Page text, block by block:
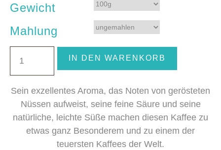
Gewicht
Mahlung
IN DEN WARENKORB
Sein exzellentes Aroma, das Noten von gerösteten
Nüssen aufweist, seine feine Säure und seine
natürliche, leichte Süße machen diesen Kaffee zu
etwas ganz Besonderem und zu einem der
teuersten Kaffees der Welt.